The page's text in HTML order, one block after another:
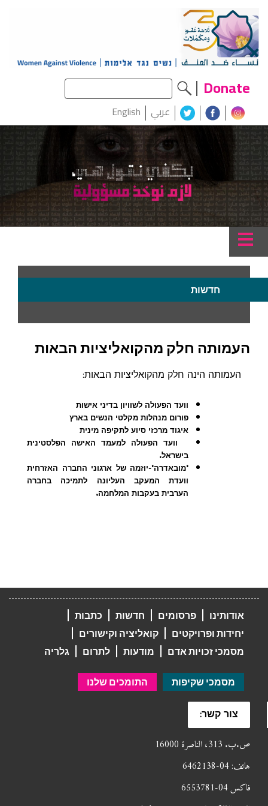
Donate
عربي English
חדשות
העמותה חלק מהקואליציות הבאות
העמותה הינה חלק מהקואליציות הבאות:
וועד הפעולה לשוויון בדיני אישות
פורום מנהלות מקלטי הנשים בארץ
איגוד מרכזי סיוע לתקיפה מינית
וועד הפעולה למעמד האישה הפלסטינית
בישראל.
"מובאדרה"-יוזמה של ארגוני החברה האזרחית
וועדת המעקב העליונה לתמיכה בחברה
הערבית בעקבות המלחמה.
צור קשר:
ص.ب. 313، الناصرة 16000
هاتف: 04-6462138
فاكس 04-6553781
אודותינו פרסומים חדשות
כתבות
יחידות ופרויקטים
קואליציה וקישורים
מסמכי זכויות אדם
מודעות לתרום
גלריה
מסמכי שקיפות
התומכים שלנו